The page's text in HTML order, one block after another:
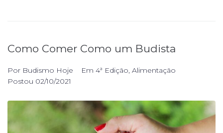
Como Comer Como um Budista
Por Budismo Hoje Em 4ª Edição, Alimentação
Postou 02/10/2021